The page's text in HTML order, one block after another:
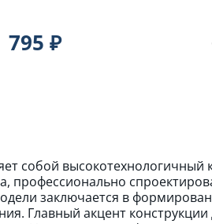
795 ₽
собой
профессионально
заключается в
Главный акцент